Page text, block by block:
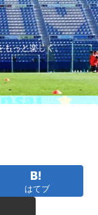
もっと楽しく。
はてブ